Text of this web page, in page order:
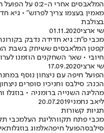
המלאבסים
מאמין בעצמו צריך לפרוש" • גיא
בצולבת
שי ארצי01.11.2020
מכבי פ"ת: גיא חדידה נדבק
קפטן המלאבסים ששיחק בשבת
חיובי • שאר השחקנים הוזמנו
שי ארצי17.09.2020
הפועל חיפה עם ניצחון נוסף במחנה: גברה 0:2 על
מהליגה השנייה ברומניה • בוזגלו
ליאב נחמני20.07.2019
תגיות קשורות
מכבי פתח תקווהליגת העלמכבי
סילבסהפועל חיפהאלמוג בוזגלו